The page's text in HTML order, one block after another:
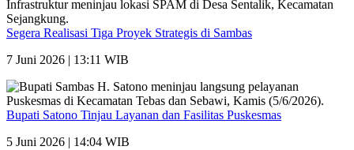
Segera Realisasi Tiga Proyek Strategis di Sambas
7 Juni 2026 | 13:11 WIB
Bupati Satono Tinjau Layanan dan Fasilitas Puskesmas
5 Juni 2026 | 14:04 WIB